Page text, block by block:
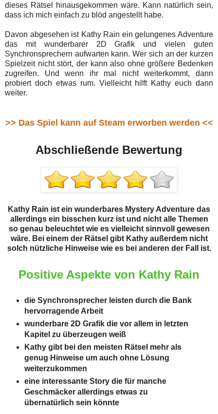
dieses Rätsel hinausgekommen wäre. Kann natürlich sein,
dass ich mich einfach zu blöd angestellt habe.
Davon abgesehen ist Kathy Rain ein gelungenes Adventure
das mit wunderbarer 2D Grafik und vielen guten
Synchronsprechern aufwarten kann. Wer sich an der kurzen
Spielzeit nicht stört, der kann also ohne größere Bedenken
zugreifen. Und wenn ihr mal nicht weiterkommt, dann
probiert doch etwas rum. Vielleicht hilft Kathy euch dann
weiter.
>> Das Spiel kann auf Steam erworben werden <<
Abschließende Bewertung
Kathy Rain ist ein wunderbares Mystery Adventure das
allerdings ein bisschen kurz ist und nicht alle Themen
so genau beleuchtet wie es vielleicht sinnvoll gewesen
wäre. Bei einem der Rätsel gibt Kathy außerdem nicht
solch nützliche Hinweise wie es bei anderen der Fall ist.
Positive Aspekte von Kathy Rain
die Synchronsprecher leisten durch die Bank
hervorragende Arbeit
wunderbare 2D Grafik die vor allem in letzten
Kapitel zu überzeugen weiß
Kathy gibt bei den meisten Rätsel mehr als
genug Hinweise um auch ohne Lösung
weiterzukommen
eine interessante Story die für manche
Geschmäcker allerdings etwas zu
übernatürlich sein könnte